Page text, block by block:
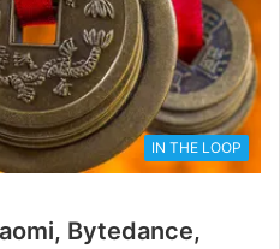
IN THE LOOP
Bytedance,